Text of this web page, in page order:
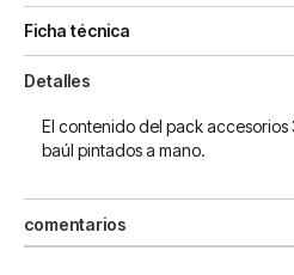
Ficha técnica
Detalles
El contenido del pack accesorios
baúl pintados a mano.
comentarios